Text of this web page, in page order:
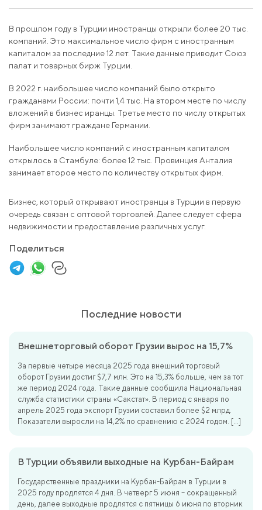
В прошлом году в Турции иностранцы открыли более 20 тыс.
компаний. Это максимальное число фирм с иностранным
капиталом за последние 12 лет. Такие данные приводит Союз
палат и товарных бирж Турции.
В 2022 г. наибольшее число компаний было открыто
гражданами России: почти 1,4 тыс. На втором месте по числу
вложений в бизнес иранцы. Третье место по числу открытых
фирм занимают граждане Германии.
Наибольшее число компаний с иностранным капиталом
открылось в Стамбуле: более 12 тыс. Провинция Анталия
занимает второе место по количеству открытых фирм.
Бизнес, который открывают иностранцы в Турции в первую
очередь связан с оптовой торговлей. Далее следует сфера
недвижимости и предоставление различных услуг.
Поделиться
Последние новости
Внешнеторговый оборот Грузии вырос на 15,7%
За первые четыре месяца 2025 года внешний торговый
оборот Грузии достиг $7,7 млн. Это на 15,3% больше, чем за тот
же период 2024 года. Такие данные сообщила Национальная
служба статистики страны «Сакстат». В период с января по
апрель 2025 года экспорт Грузии составил более $2 млрд.
Показатели выросли на 14,2% по сравнению с 2024 годом. […]
В Турции объявили выходные на Курбан-Байрам
Государственные праздники на Курбан-Байрам в Турции в
2025 году продлятся 4 дня. В четверг 5 июня – сокращенный
день, далее выходные продлятся с пятницы 6 июня по вторник